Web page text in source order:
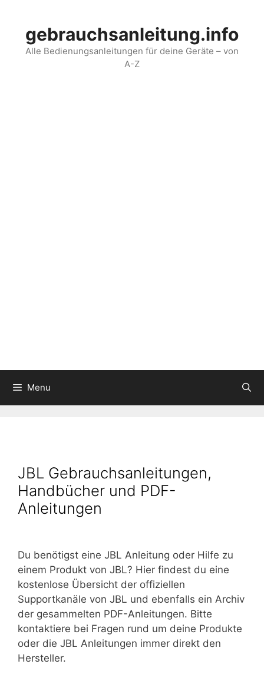
contentgebrauchsanleitung.info
Alle Bedienungsanleitungen für deine Geräte – von
A-Z
Menu
JBL Gebrauchsanleitungen,
Handbücher und PDF-
Anleitungen
Du benötigst eine JBL Anleitung oder Hilfe zu
einem Produkt von JBL? Hier findest du eine
kostenlose Übersicht der offiziellen
Supportkanäle von JBL und ebenfalls ein Archiv
der gesammelten PDF-Anleitungen. Bitte
kontaktiere bei Fragen rund um deine Produkte
oder die JBL Anleitungen immer direkt den
Hersteller.